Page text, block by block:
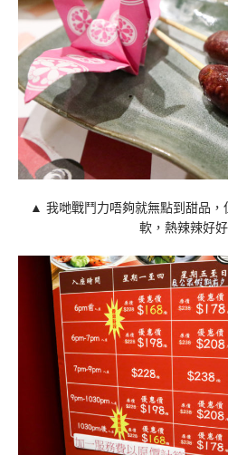
▲ 我哋戰鬥力唔夠就無點到甜品
軟，熱辣辣好好